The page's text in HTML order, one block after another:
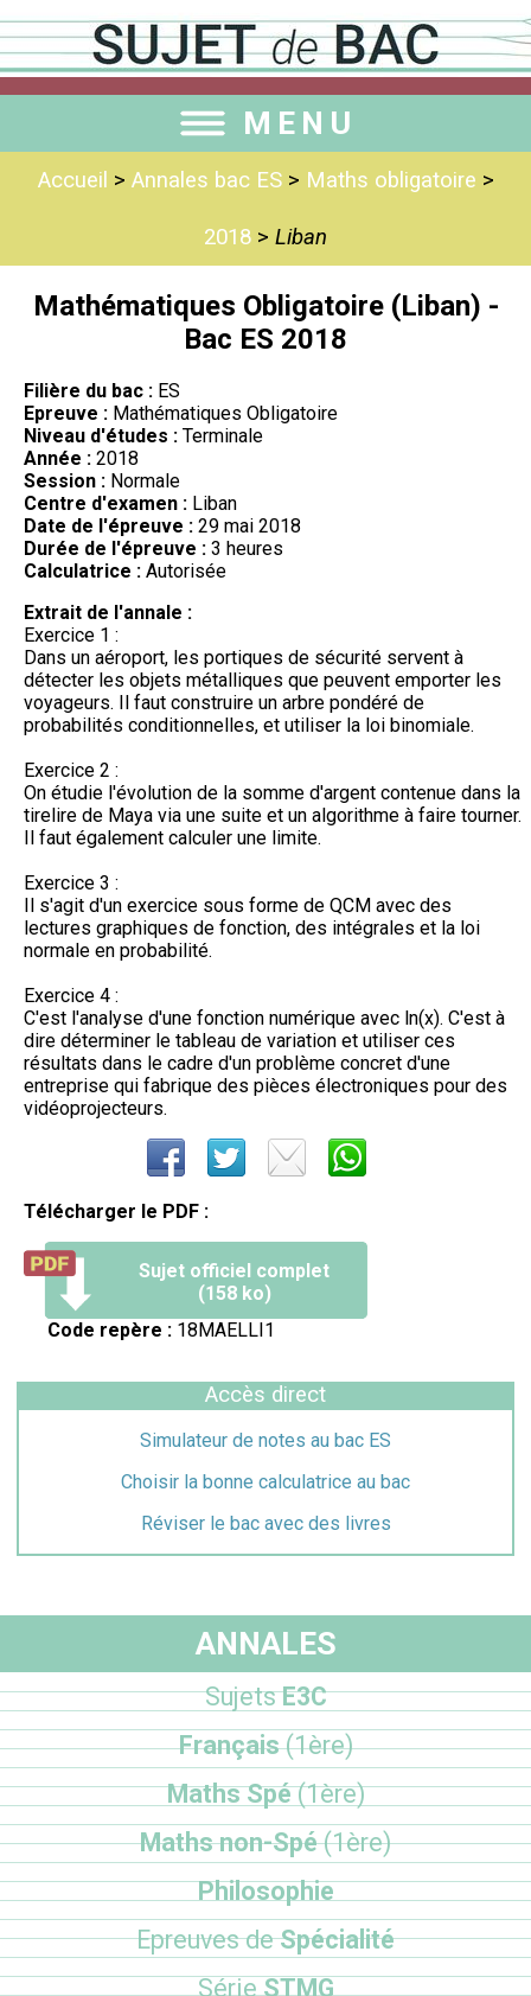
MENU
Accueil > Annales bac ES> Maths obligatoire >
2018 > Liban
Mathématiques Obligatoire (Liban) -
Bac ES 2018
Filière du bac : ES
Epreuve : Mathématiques Obligatoire
Niveau d'études : Terminale
Année : 2018
Session : Normale
Centre d'examen : Liban
Date de l'épreuve : 29 mai 2018
Durée de l'épreuve : 3 heures
Calculatrice : Autorisée
Extrait de l'annale :
Exercice 1 :
Dans un aéroport, les portiques de sécurité servent à
détecter les objets métalliques que peuvent emporter les
voyageurs. Il faut construire un arbre pondéré de
probabilités conditionnelles, et utiliser la loi binomiale.
Exercice 2 :
On étudie l'évolution de la somme d'argent contenue dans la
tirelire de Maya via une suite et un algorithme à faire tourner.
Il faut également calculer une limite.
Exercice 3 :
Il s'agit d'un exercice sous forme de QCM avec des
lectures graphiques de fonction, des intégrales et la loi
normale en probabilité.
Exercice 4 :
C'est l'analyse d'une fonction numérique avec ln(x). C'est à
dire déterminer le tableau de variation et utiliser ces
résultats dans le cadre d'un problème concret d'une
entreprise qui fabrique des pièces électroniques pour des
vidéoprojecteurs.
Télécharger le PDF :
Sujet officiel complet
(158 ko)
Code repère : 18MAELLI1
Accès direct
Simulateur de notes au bac ES
Choisir la bonne calculatrice au bac
Réviser le bac avec des livres
ANNALES
SujetsE3C
Français(1ère)
Maths Spé(1ère)
Maths non-Spé(1ère)
Philosophie
Epreuves deSpécialité
SérieSTMG